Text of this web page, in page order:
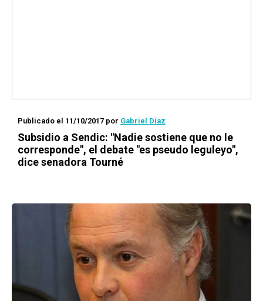
Publicado el 11/10/2017 por Gabriel Díaz
Subsidio a Sendic: "Nadie sostiene que no le
corresponde", el debate "es pseudo leguleyo",
dice senadora Tourné